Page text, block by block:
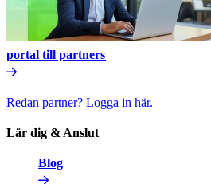
portal till partners​​
Redan partner? Logga in här.​​
Lär dig & Anslut​​
Blog​​